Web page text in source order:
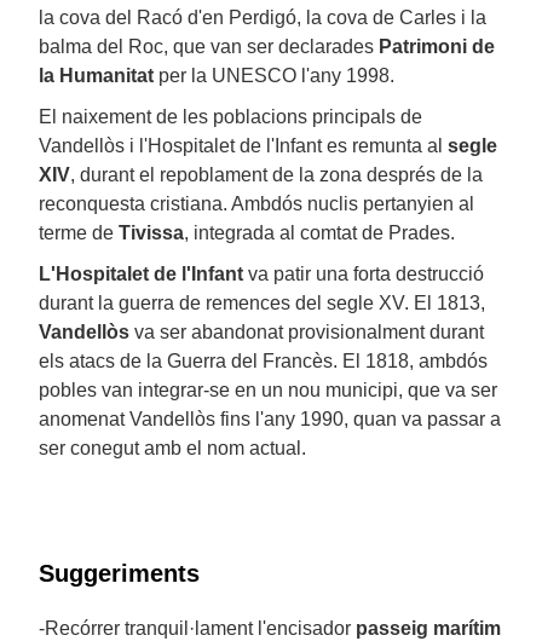
la cova del Racó d'en Perdigó, la cova de Carles i la
balma del Roc, que van ser declarades Patrimoni de
la Humanitat per la UNESCO l'any 1998.
El naixement de les poblacions principals de
Vandellòs i l'Hospitalet de l'Infant es remunta al segle
XIV, durant el repoblament de la zona després de la
reconquesta cristiana. Ambdós nuclis pertanyien al
terme de Tivissa, integrada al comtat de Prades.
L'Hospitalet de l'Infant va patir una forta destrucció
durant la guerra de remences del segle XV. El 1813,
Vandellòs va ser abandonat provisionalment durant
els atacs de la Guerra del Francès. El 1818, ambdós
pobles van integrar-se en un nou municipi, que va ser
anomenat Vandellòs fins l'any 1990, quan va passar a
ser conegut amb el nom actual.
Suggeriments
-Recórrer tranquil·lament l'encisador passeig marítim